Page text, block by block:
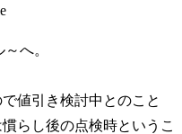
へ。
値引き検討中とのこと
らし後の点検時というこ